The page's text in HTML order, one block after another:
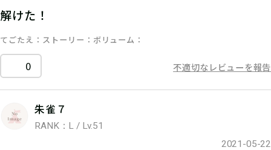
解けた！
てごたえ ストーリー ボリューム
0 不適切なレビューを報告
朱雀７
RANK：L / Lv.51
2021-05-22